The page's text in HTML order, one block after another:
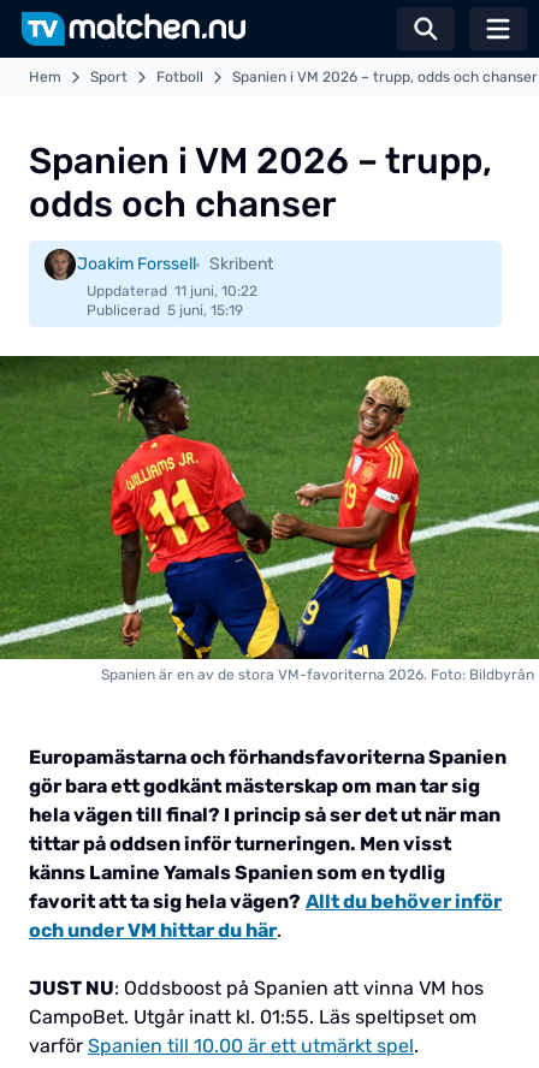
Växla
Hem Sport Fotboll Spanien i VM 2026 – trupp, odds och chanser
Spanien i VM 2026 – trupp,
odds och chanser
Joakim Forssell Skribent
Uppdaterad 11 juni, 10:22
Publicerad 5 juni, 15:19
Spanien är en av de stora VM-favoriterna 2026. Foto: Bildbyrån
Europamästarna och förhandsfavoriterna Spanien
gör bara ett godkänt mästerskap om man tar sig
hela vägen till final? I princip så ser det ut när man
tittar på oddsen inför turneringen. Men visst
känns Lamine Yamals Spanien som en tydlig
favorit att ta sig hela vägen? Allt du behöver inför
och under VM hittar du här.
JUST NU: Oddsboost på Spanien att vinna VM hos
CampoBet. Utgår inatt kl. 01:55. Läs speltipset om
varför Spanien till 10.00 är ett utmärkt spel.